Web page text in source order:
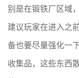
别是在锻铁厂区域
建议玩家在进入之
备也要尽量强化一
收集品，这些东西